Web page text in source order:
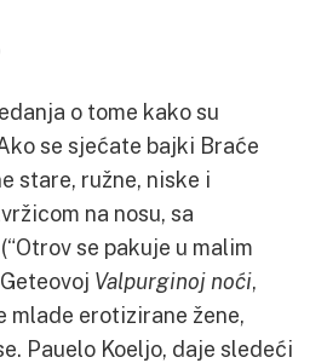
o tome kako su
se sjećate bajki Braće
stare, ružne, niske i
na nosu, sa
se pakuje u malim
Valpurginoj noći,
mlade erotizirane žene,
Pauelo Koeljo, daje sledeći